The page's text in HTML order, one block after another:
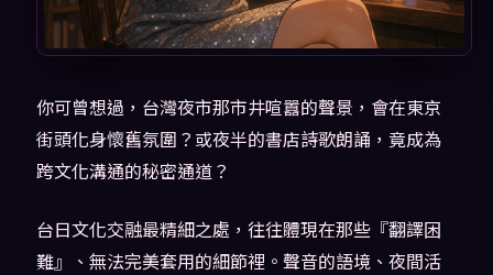
你可曾想過，台灣夜市那市井喧囂的聲景，會在東京
街頭化身懷舊氛圍？或夜半的書店詩歌朗誦，竟成為
跨文化溝通的秘密通道？
台日文化交融最精細之處，往往體現在那些『翻譯困
難』、無法完美套用的細節裡。聲音的語境、夜間活